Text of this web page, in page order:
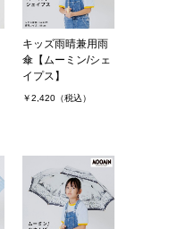
キッズ雨晴兼用雨
傘【ムーミン/シェ
イプス】
￥2,420（税込）